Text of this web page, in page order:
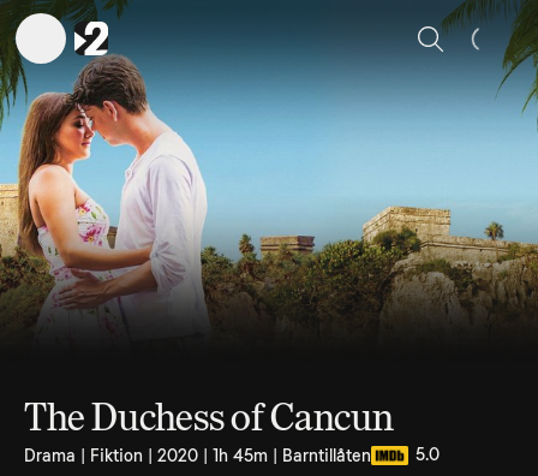
Sök
The Duchess of Cancun
Drama | Fiktion | 2020 | 1h 45m | Barntillåten 5.0